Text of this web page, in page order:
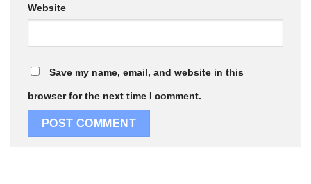
Website
Save my name, email, and website in this
browser for the next time I comment.